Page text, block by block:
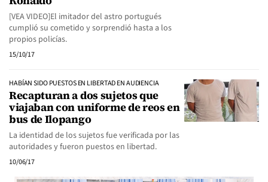
[VEA VIDEO]El imitador del astro portugués
cumplió su cometido y sorprendió hasta a los
propios policías.
15/10/17
HABÍAN SIDO PUESTOS EN LIBERTAD EN AUDIENCIA
Recapturan a dos sujetos que
viajaban con uniforme de reos en
bus de Ilopango
La identidad de los sujetos fue verificada por las
autoridades y fueron puestos en libertad.
10/06/17